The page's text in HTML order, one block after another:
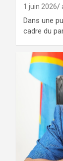
1 juin 2026
Dans une
cadre du